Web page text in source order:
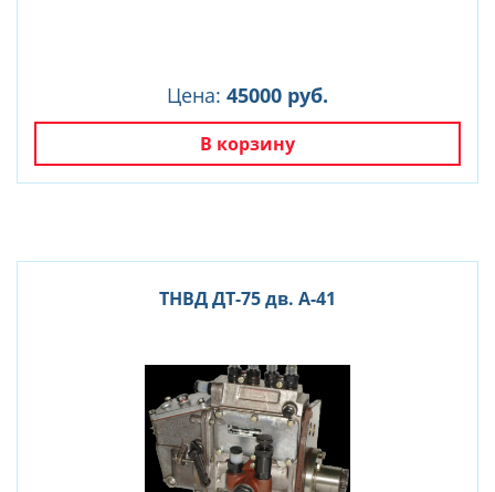
Цена: 45000 руб.
В корзину
ТНВД ДТ-75 дв. А-41